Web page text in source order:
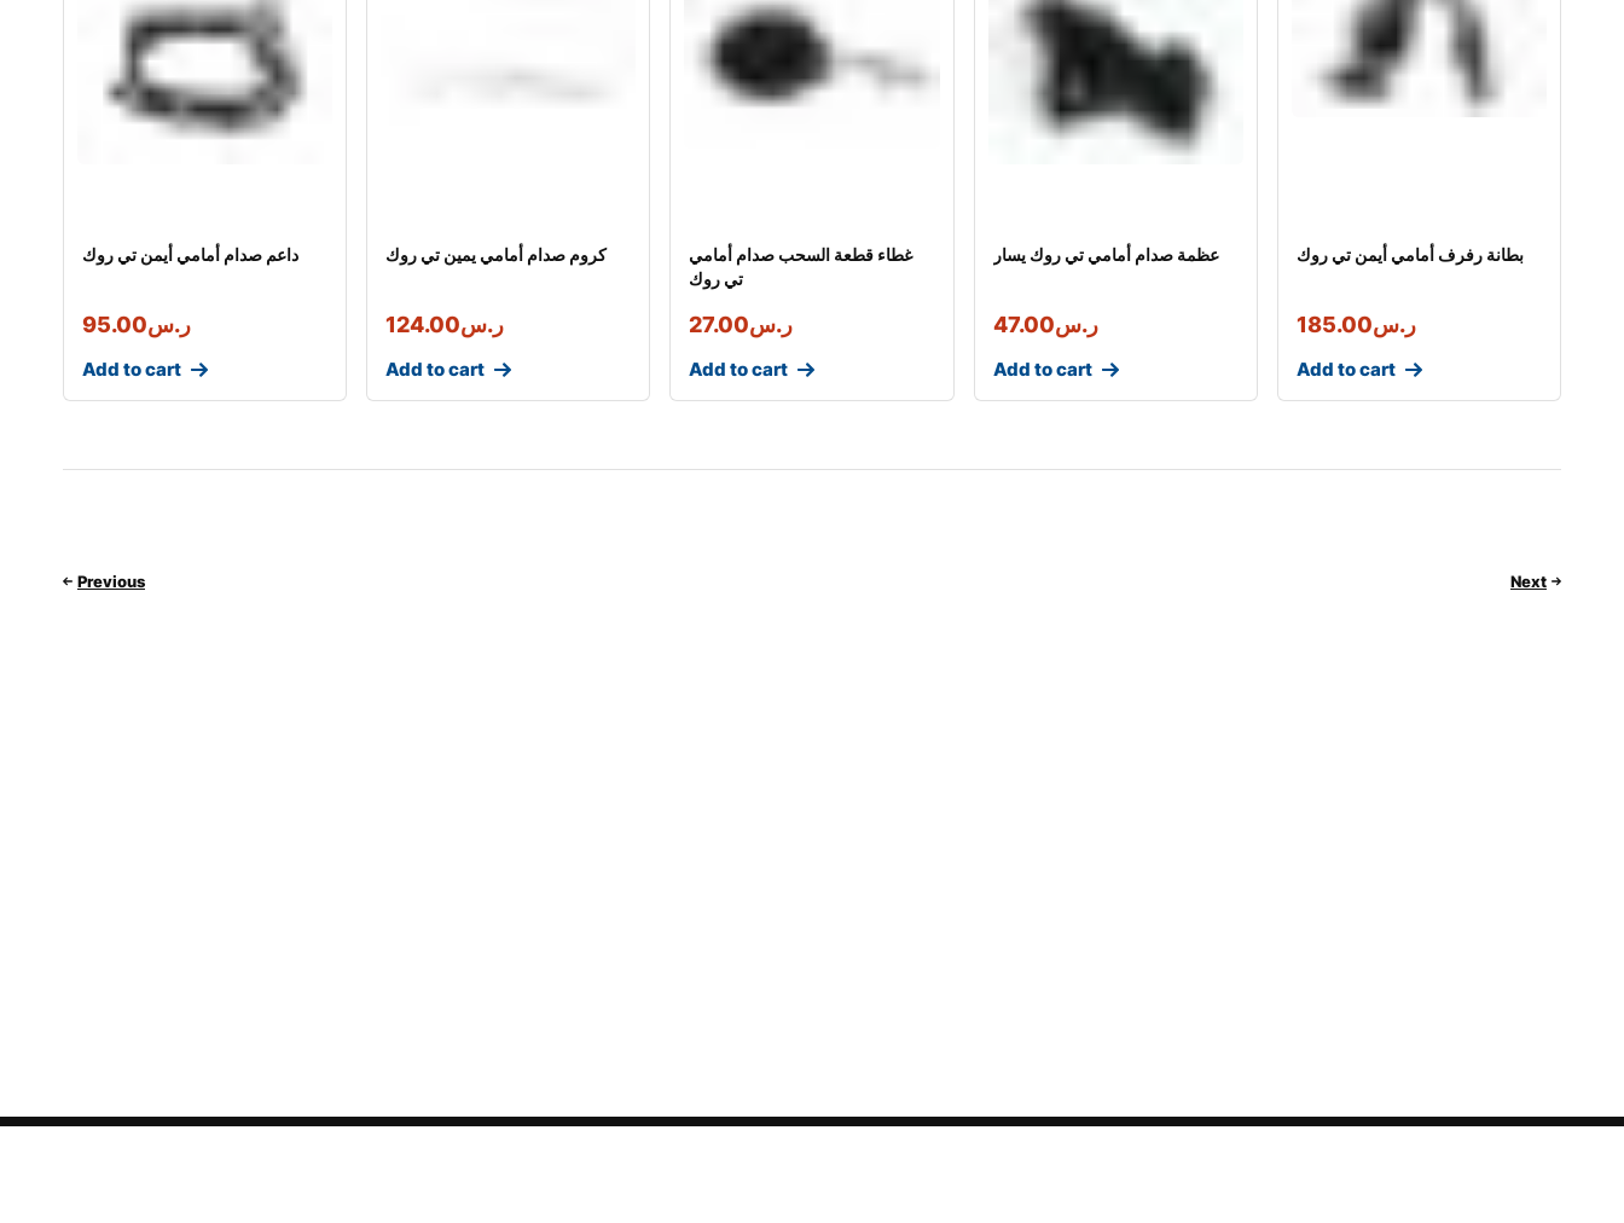
داعم صدام أمامي أيمن تي روك
ر.س95.00
Add to cart
كروم صدام أمامي يمين تي روك
ر.س124.00
Add to cart
غطاء قطعة السحب صدام أمامي
تي روك
ر.س27.00
Add to cart
عظمة صدام أمامي تي روك يسار
ر.س47.00
Add to cart
بطانة رفرف أمامي أيمن تي روك
ر.س185.00
Add to cart
Previous Next